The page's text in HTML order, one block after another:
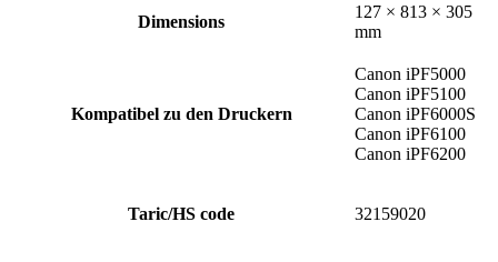
Dimensions
127 × 813 × 305
mm
Kompatibel zu den Druckern
Canon iPF5000
Canon iPF5100
Canon iPF6000S
Canon iPF6100
Canon iPF6200
Taric/HS code 32159020